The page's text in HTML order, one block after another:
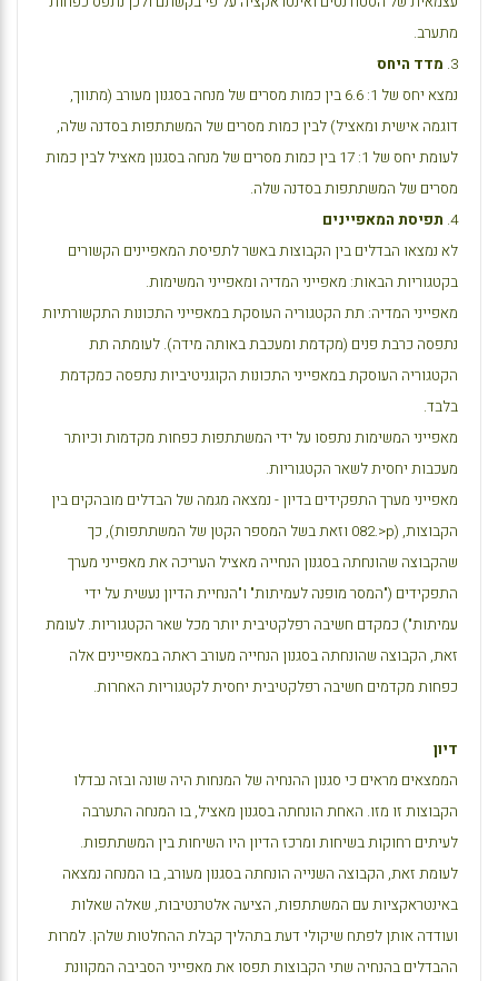
מתערב.
3. מדד היחס
נמצא יחס של 1: 6.6 בין כמות מסרים של מנחה בסגנון מעורב (מתווך,
דוגמה אישית ומאציל) לבין כמות מסרים של המשתתפות בסדנה שלה,
לעומת יחס של 1: 17 בין כמות מסרים של מנחה בסגנון מאציל לבין כמות
מסרים של המשתתפות בסדנה שלה.
4. תפיסת המאפיינים
לא נמצאו הבדלים בין הקבוצות באשר לתפיסת המאפיינים הקשורים
בקטגוריות הבאות: מאפייני המדיה ומאפייני המשימות.
מאפייני המדיה: תת הקטגוריה העוסקת במאפייני התכונות התקשורתיות
נתפסה כרבת פנים (מקדמת ומעכבת באותה מידה). לעומתה תת
הקטגוריה העוסקת במאפייני התכונות הקוגניטיביות נתפסה כמקדמת
בלבד.
מאפייני המשימות נתפסו על ידי המשתתפות כפחות מקדמות וכיותר
מעכבות יחסית לשאר הקטגוריות.
מאפייני מערך התפקידים בדיון - נמצאה מגמה של הבדלים מובהקים בין
הקבוצות, (p
<.082 וזאת בשל המספר הקטן של המשתתפות), כך
שהקבוצה שהונחתה בסגנון הנחייה מאציל העריכה את מאפייני מערך
התפקידים ("המסר מופנה לעמיתות" ו"הנחיית הדיון נעשית על ידי
עמיתות") כמקדם חשיבה רפלקטיבית יותר מכל שאר הקטגוריות. לעומת
זאת, הקבוצה שהונחתה בסגנון הנחייה מעורב ראתה במאפיינים אלה
כפחות מקדמים חשיבה רפלקטיבית יחסית לקטגוריות האחרות.
דיון
הממצאים מראים כי סגנון ההנחיה של המנחות היה שונה ובזה נבדלו
הקבוצות זו מזו. האחת הונחתה בסגנון מאציל, בו המנחה התערבה
לעיתים רחוקות בשיחות ומרכז הדיון היו השיחות בין המשתתפות.
לעומת זאת, הקבוצה השנייה הונחתה בסגנון מעורב, בו המנחה נמצאה
באינטראקציות עם המשתתפות, הציעה אלטרנטיבות, שאלה שאלות
ועודדה אותן לפתח שיקולי דעת בתהליך קבלת ההחלטות שלהן. למרות
ההבדלים בהנחיה שתי הקבוצות תפסו את מאפייני הסביבה המקוונת